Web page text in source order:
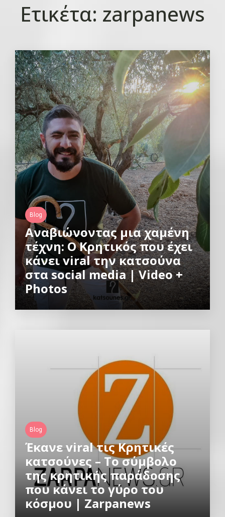
Ετικέτα: zarpanews
Blog
Αναβιώνοντας μια χαμένη
τέχνη: Ο Κρητικός που έχει
κάνει viral την κατσούνα
στα social media | Video +
Photos
Blog
Έκανε viral τις Κρητικές
κατσούνες – Το σύμβολο
της κρητικής παράδοσης
που κάνει το γύρο του
κόσμου | Zarpanews